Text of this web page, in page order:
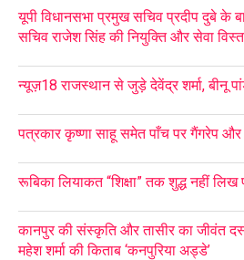
यूपी विधानसभा प्रमुख सचिव प्रदीप दुबे के
सचिव राजेश सिंह की नियुक्ति और सेवा
न्यूज़18 राजस्थान से जुड़े देवेंद्र शर्मा, बीनू
पत्रकार कृष्णा साहू समेत पाँच पर गैंगरेप और
रूबिका लियाकत “शिक्षा” तक शुद्ध नहीं लिख
कानपुर की संस्कृति और तासीर का जीवंत
महेश शर्मा की किताब ‘कनपुरिया अड्डे’